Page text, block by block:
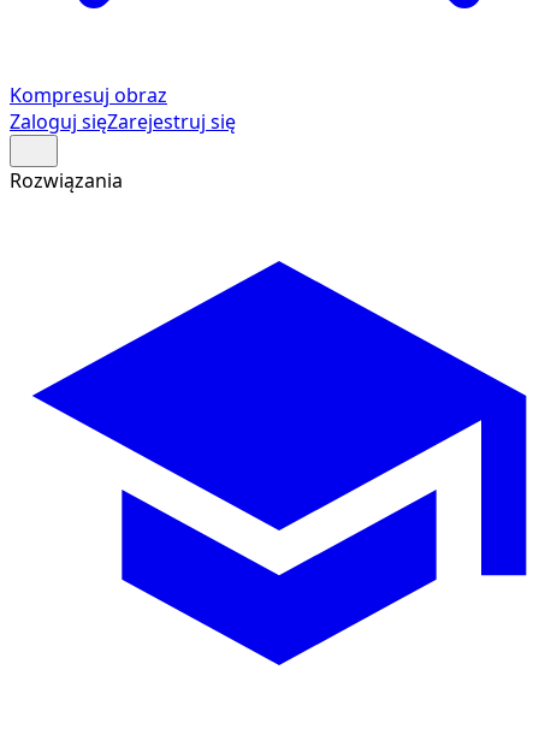
Kompresuj obraz
Zaloguj sięZarejestruj się
Rozwiązania